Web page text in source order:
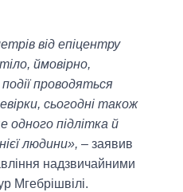
від епіцентру
ймовірно,
проводяться
сьогодні також
одного підлітка й
людини», – заявив
надзвичайними
Мгебрішвілі.